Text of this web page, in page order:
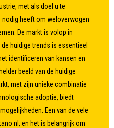
met als doel u te
nodig heeft om weloverwogen
De markt is volop in
huidige trends is essentieel
identificeren van kansen en
beeld van de huidige
met zijn unieke combinatie
adoptie, biedt
Een van de vele
nl, en het is belangrijk om